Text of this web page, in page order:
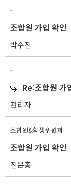
-
조합원 가입 확인
박수진
-
Re:조합원 가
관리자
조합원&학생위원회
조합원 가입 확인
진은총